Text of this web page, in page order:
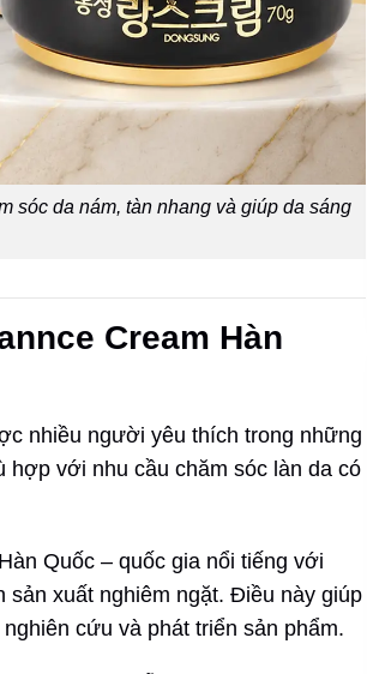
sóc da nám, tàn nhang và giúp da sáng
Cream Hàn
nhiều người yêu thích trong những
hợp với nhu cầu chăm sóc làn da có
Quốc – quốc gia nổi tiếng với
sản xuất nghiêm ngặt. Điều này giúp
cứu và phát triển sản phẩm.